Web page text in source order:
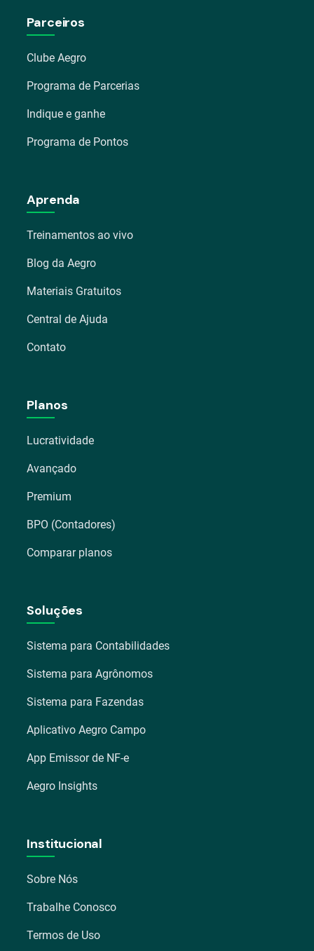
Parceiros
Clube Aegro
Programa de Parcerias
Indique e ganhe
Programa de Pontos
Aprenda
Treinamentos ao vivo
Blog da Aegro
Materiais Gratuitos
Central de Ajuda
Contato
Planos
Lucratividade
Avançado
Premium
BPO (Contadores)
Comparar planos
Soluções
Sistema para Contabilidades
Sistema para Agrônomos
Sistema para Fazendas
Aplicativo Aegro Campo
App Emissor de NF-e
Aegro Insights
Institucional
Sobre Nós
Trabalhe Conosco
Termos de Uso